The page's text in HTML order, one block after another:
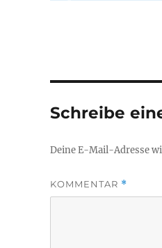
Schreibe
Deine E-Mail-Adresse
KOMMENTAR *